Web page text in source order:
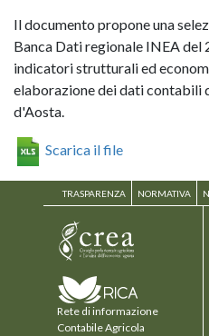
Il documento propone una
Banca Dati regionale INEA
indicatori strutturali ed
elaborazione dei dati contabili
d'Aosta.
Scarica il file
TRASPARENZA NORMATIVA
Rete di informazione
Contabile Agricola